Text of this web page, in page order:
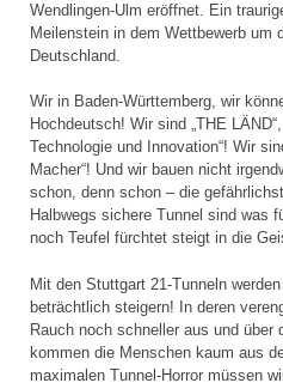
Wendlingen-Ulm eröffnet. Ein
Meilenstein in dem Wettbewerb um
Deutschland.
Wir in Baden-Württemberg, wir
Hochdeutsch! Wir sind „THE
Technologie und Innovation“! Wir
Macher“! Und wir bauen nicht
schon, denn schon – die
Halbwegs sichere Tunnel sind was
noch Teufel fürchtet steigt in die
Mit den Stuttgart 21-Tunneln
beträchtlich steigern! In deren
Rauch noch schneller aus und über
kommen die Menschen kaum aus
maximalen Tunnel-Horror müssen